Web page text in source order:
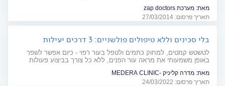
מאת: מערכת zap doctors
תאריך פרסום: 27/03/2014
בלי סכינים וללא טיפולים פולשניים: 3 דרכים יעילות
וידידותיות למיצוק עור הפנים
לטשטש קמטים, למחוק כתמים ולטפל בעור רפוי - כיום אפשר לשפר
באופן משמעותי את מראה עור הפנים, ללא כל צורך בביצוע פעולות
להכיר
מאת: מדרה קליניק -MEDERA CLINIC
תאריך פרסום: 24/03/2022